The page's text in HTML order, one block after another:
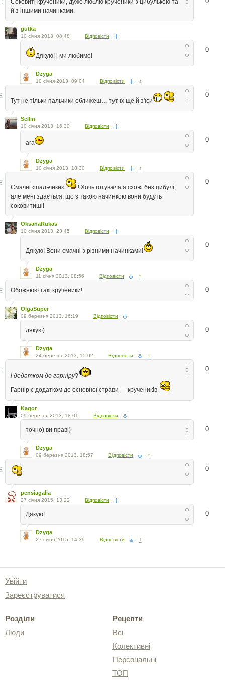
Соковиті крученики, дуже люблю крученики з цибулькою та
й з іншими начинками.
gutka
10 січня 2013, 08:48 Відповісти
0
Дякую! і ми любимо!
Dzyga
10 січня 2013, 09:04 Відповісти ↑
0
Тут не тільки пальчики оближеш… тут їх ще й з'їси
Sellin
10 січня 2013, 16:30 Відповісти
0
ага
Dzyga
10 січня 2013, 18:30 Відповісти ↑
0
Смачні «пальчики»
! Хочь готувала я схожі без цибулі,
але мені здається, що з такою начинкою вони будуть
соковитиші!
OksanaRukas
10 січня 2013, 23:45 Відповісти
0
Дякую! Вони смачні з різними начинками!
Dzyga
11 січня 2013, 08:56 Відповісти ↑
0
Обожнюю такі крученики!
OlgaSuper
09 березня 2013, 16:19 Відповісти
0
дякую)
Dzyga
24 березня 2013, 15:02 Відповісти ↑
0
і додатком до гарніру?
Гарнір є додатком до основної страви — кручеників.
Kagor
09 березня 2013, 18:01 Відповісти
0
точно) ви праві)
Dzyga
09 березня 2013, 18:57 Відповісти ↑
0
pensiagalia
27 січня 2015, 13:22 Відповісти
0
Дякую!
Dzyga
27 січня 2015, 14:39 Відповісти ↑
Увійти
Зареєструватися
Розділи
Люди
Рецепти
Всі
Колективні
Персональні
ТОП